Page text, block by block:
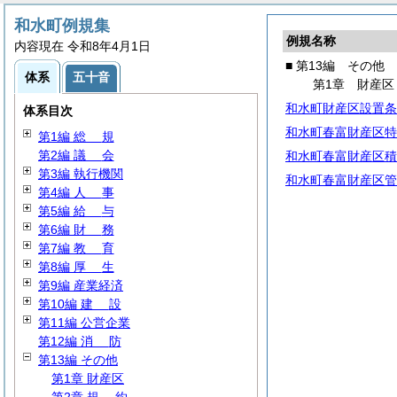
例規名称
■ 第13編 その他
第1章 財産区
和水町財産区設置
和水町春富財産区
和水町春富財産区
和水町春富財産区
和水町例規集
内容現在 令和8年4月1日
体系 五十音
体系目次
第1編 総 規
第2編 議 会
第3編 執行機関
第4編 人 事
第5編 給 与
第6編 財 務
第7編 教 育
第8編 厚 生
第9編 産業経済
第10編 建 設
第11編 公営企業
第12編 消 防
第13編 その他
第1章 財産区